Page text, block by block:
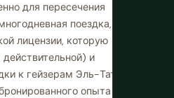
для пересечения
поездка,
лицензии, которую не
и
к гейзерам Эль-Татио.
опыта на